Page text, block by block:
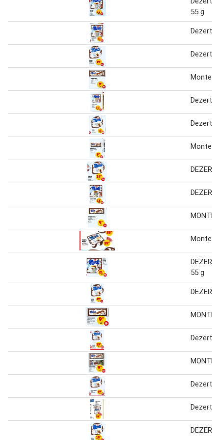
55 g
Dezert
Dezert
Monte
Dezert
Dezert
Monte
DEZERT
DEZERT
MONTE
Monte
DEZERT
55 g
DEZERT
MONTE
Dezert
MONTE
Dezert
Dezert
DEZERT